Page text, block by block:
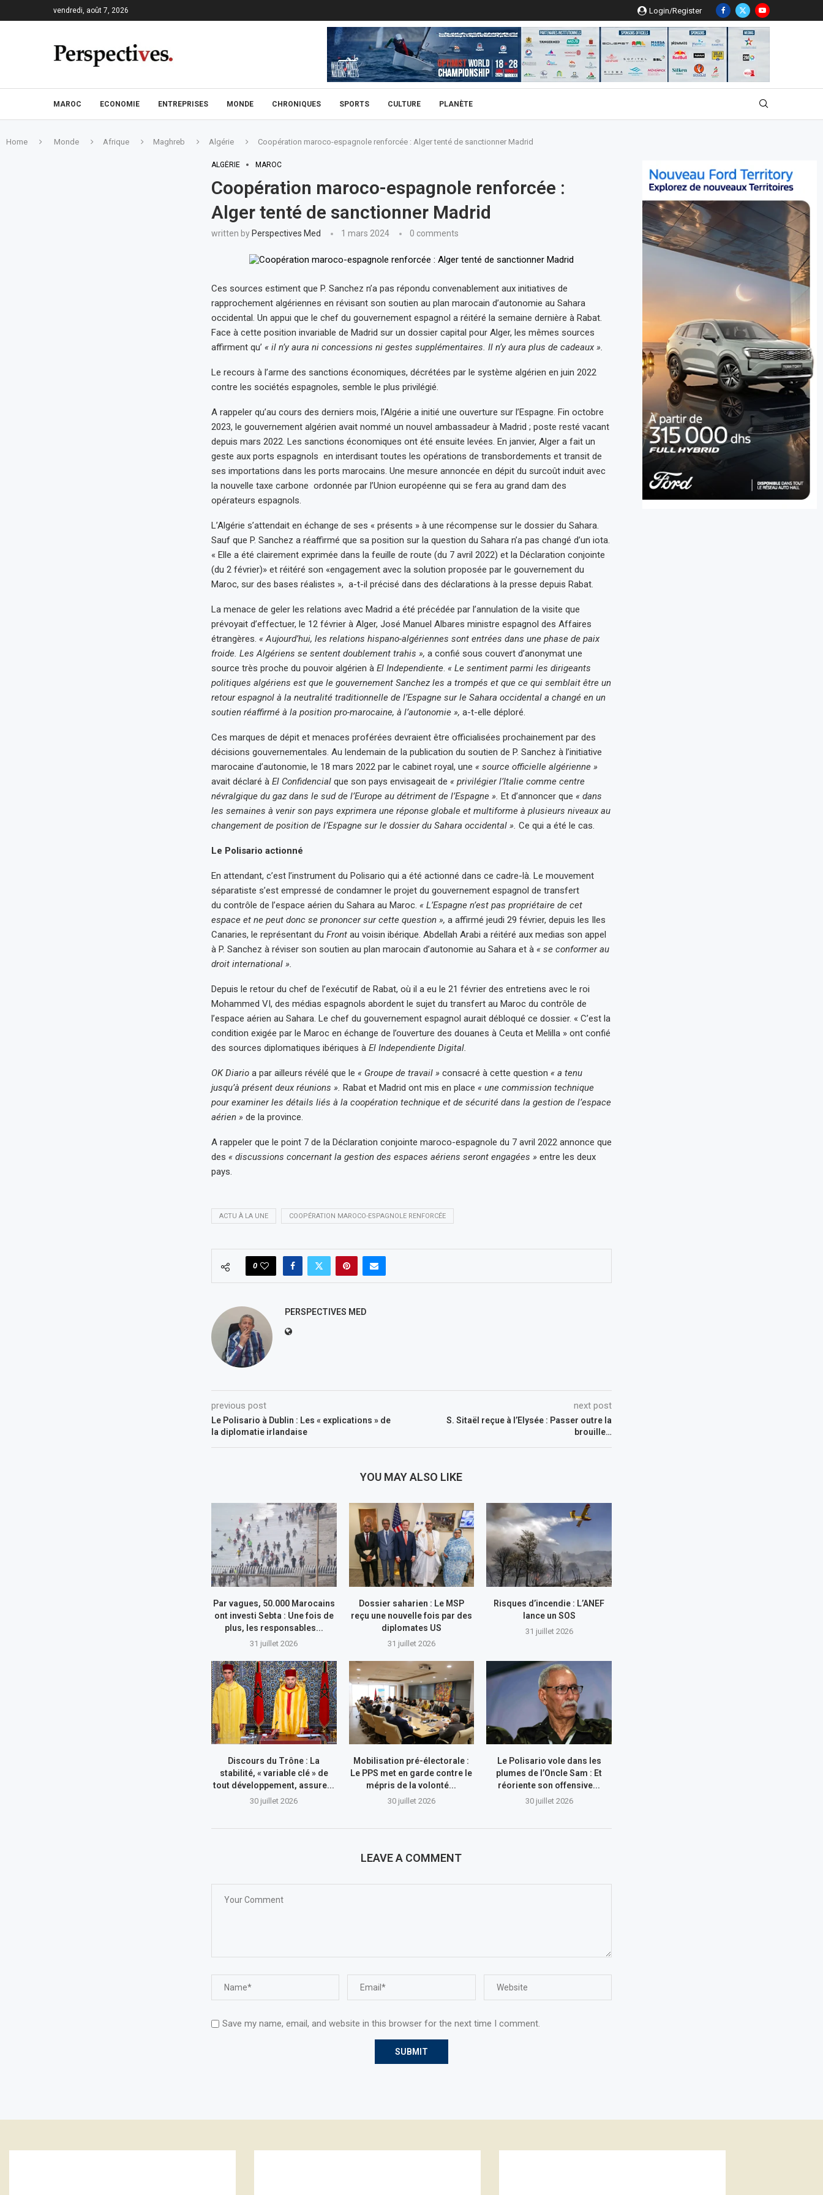
vendredi, août 7, 2026 Login/Register
MAROC ECONOMIE ENTREPRISES MONDE CHRONIQUES SPORTS CULTURE PLANÈTE
Home Monde Afrique Maghreb Algérie Coopération maroco-espagnole renforcée : Alger tenté de sanctionner Madrid
ALGÉRIE MAROC
Coopération maroco-espagnole renforcée :
Alger tenté de sanctionner Madrid
written by Perspectives Med 1 mars 2024 0 comments
Ces sources estiment que P. Sanchez n’a pas répondu convenablement aux initiatives de
rapprochement algériennes en révisant son soutien au plan marocain d’autonomie au Sahara
occidental. Un appui que le chef du gouvernement espagnol a réitéré la semaine dernière à Rabat.
Face à cette position invariable de Madrid sur un dossier capital pour Alger, les mêmes sources
affirment qu’ « il n’y aura ni concessions ni gestes supplémentaires. Il n’y aura plus de cadeaux ».
Le recours à l’arme des sanctions économiques, décrétées par le système algérien en juin 2022
contre les sociétés espagnoles, semble le plus privilégié.
A rappeler qu’au cours des derniers mois, l’Algérie a initié une ouverture sur l’Espagne. Fin octobre
2023, le gouvernement algérien avait nommé un nouvel ambassadeur à Madrid ; poste resté vacant
depuis mars 2022. Les sanctions économiques ont été ensuite levées. En janvier, Alger a fait un
geste aux ports espagnols en interdisant toutes les opérations de transbordements et transit de
ses importations dans les ports marocains. Une mesure annoncée en dépit du surcoût induit avec
la nouvelle taxe carbone ordonnée par l’Union européenne qui se fera au grand dam des
opérateurs espagnols.
L’Algérie s’attendait en échange de ses « présents » à une récompense sur le dossier du Sahara.
Sauf que P. Sanchez a réaffirmé que sa position sur la question du Sahara n’a pas changé d’un iota.
« Elle a été clairement exprimée dans la feuille de route (du 7 avril 2022) et la Déclaration conjointe
(du 2 février)» et réitéré son «engagement avec la solution proposée par le gouvernement du
Maroc, sur des bases réalistes », a-t-il précisé dans des déclarations à la presse depuis Rabat.
La menace de geler les relations avec Madrid a été précédée par l’annulation de la visite que
prévoyait d’effectuer, le 12 février à Alger, José Manuel Albares ministre espagnol des Affaires
étrangères. « Aujourd’hui, les relations hispano-algériennes sont entrées dans une phase de paix
froide. Les Algériens se sentent doublement trahis », a confié sous couvert d’anonymat une
source très proche du pouvoir algérien à El Independiente. « Le sentiment parmi les dirigeants
politiques algériens est que le gouvernement Sanchez les a trompés et que ce qui semblait être un
retour espagnol à la neutralité traditionnelle de l’Espagne sur le Sahara occidental a changé en un
soutien réaffirmé à la position pro-marocaine, à l’autonomie », a-t-elle déploré.
Ces marques de dépit et menaces proférées devraient être officialisées prochainement par des
décisions gouvernementales. Au lendemain de la publication du soutien de P. Sanchez à l’initiative
marocaine d’autonomie, le 18 mars 2022 par le cabinet royal, une « source officielle algérienne »
avait déclaré à El Confidencialque son pays envisageait de « privilégier l’Italie comme centre
névralgique du gaz dans le sud de l’Europe au détriment de l’Espagne ». Et d’annoncer que « dans
les semaines à venir son pays exprimera une réponse globale et multiforme à plusieurs niveaux au
changement de position de l’Espagne sur le dossier du Sahara occidental ». Ce qui a été le cas.
Le Polisario actionné
En attendant, c’est l’instrument du Polisario qui a été actionné dans ce cadre-là. Le mouvement
séparatiste s’est empressé de condamner le projet du gouvernement espagnol de transfert
du contrôle de l’espace aérien du Sahara au Maroc. « L’Espagne n’est pas propriétaire de cet
espace et ne peut donc se prononcer sur cette question », a affirmé jeudi 29 février, depuis les Iles
Canaries, le représentant du Front au voisin ibérique. Abdellah Arabi a réitéré aux medias son appel
à P. Sanchez à réviser son soutien au plan marocain d’autonomie au Sahara et à « se conformer au
droit international ».
Depuis le retour du chef de l’exécutif de Rabat, où il a eu le 21 février des entretiens avec le roi
Mohammed VI, des médias espagnols abordent le sujet du transfert au Maroc du contrôle de
l’espace aérien au Sahara. Le chef du gouvernement espagnol aurait débloqué ce dossier. « C’est la
condition exigée par le Maroc en échange de l’ouverture des douanes à Ceuta et Melilla » ont confié
des sources diplomatiques ibériques à El Independiente Digital.
OK Diarioa par ailleurs révélé que le « Groupe de travail » consacré à cette question « a tenu
jusqu’à présent deux réunions ». Rabat et Madrid ont mis en place « une commission technique
pour examiner les détails liés à la coopération technique et de sécurité dans la gestion de l’espace
aérien » de la province.
A rappeler que le point 7 de la Déclaration conjointe maroco-espagnole du 7 avril 2022 annonce que
des « discussions concernant la gestion des espaces aériens seront engagées » entre les deux
pays.
ACTU À LA UNE COOPÉRATION MAROCO-ESPAGNOLE RENFORCÉE
0
PERSPECTIVES MED
previous post
Le Polisario à Dublin : Les « explications » de
la diplomatie irlandaise
next post
S. Sitaël reçue à l’Elysée : Passer outre la
brouille…
YOU MAY ALSO LIKE
Par vagues, 50.000 Marocains
ont investi Sebta : Une fois de
plus, les responsables...
31 juillet 2026
Dossier saharien : Le MSP
reçu une nouvelle fois par des
diplomates US
31 juillet 2026
Risques d’incendie : L’ANEF
lance un SOS
31 juillet 2026
Discours du Trône : La
stabilité, « variable clé » de
tout développement, assure...
30 juillet 2026
Mobilisation pré-électorale :
Le PPS met en garde contre le
mépris de la volonté...
30 juillet 2026
Le Polisario vole dans les
plumes de l’Oncle Sam : Et
réoriente son offensive...
30 juillet 2026
LEAVE A COMMENT
Save my name, email, and website in this browser for the next time I comment.